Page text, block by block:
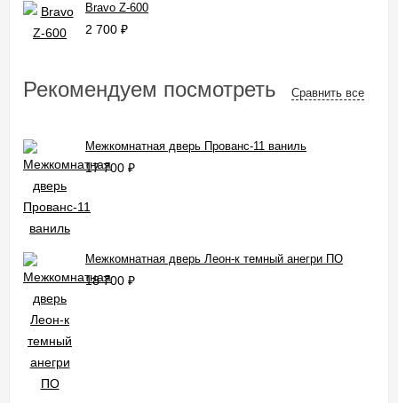
Bravo Z-600
2 700 ₽
Рекомендуем посмотреть Сравнить все
Межкомнатная дверь Прованс-11 ваниль
17 700 ₽
Межкомнатная дверь Леон-к темный анегри ПО
18 700 ₽